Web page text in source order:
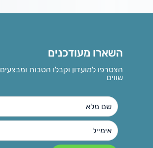
השארו מעודכנים
הצטרפו למועדון וקבלו הטבות ומבצעים
שווים